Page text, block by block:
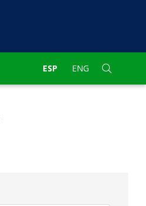
ESP ENG